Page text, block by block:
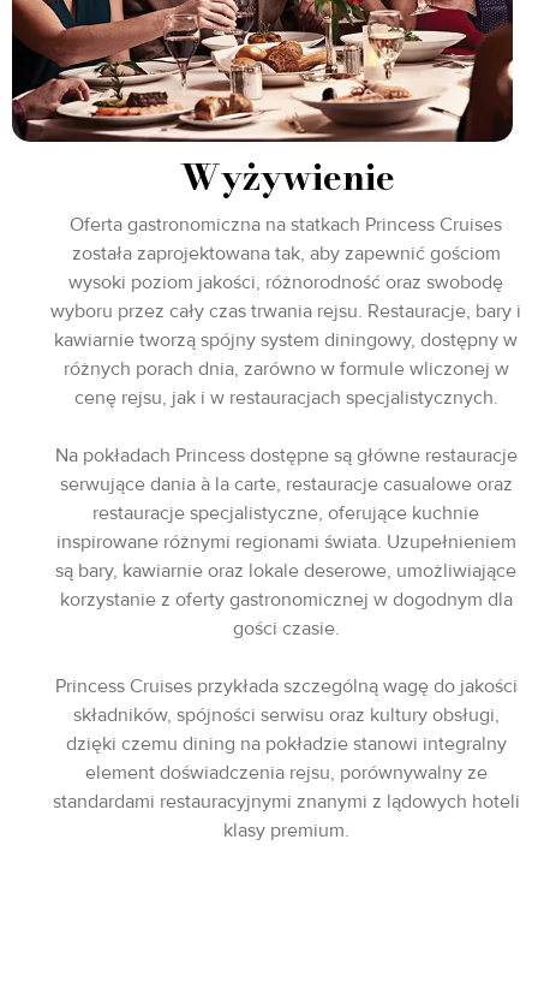
Wyżywienie
Oferta gastronomiczna na statkach Princess Cruises
została zaprojektowana tak, aby zapewnić gościom
wysoki poziom jakości, różnorodność oraz swobodę
wyboru przez cały czas trwania rejsu. Restauracje, bary i
kawiarnie tworzą spójny system diningowy, dostępny w
różnych porach dnia, zarówno w formule wliczonej w
cenę rejsu, jak i w restauracjach specjalistycznych.
Na pokładach Princess dostępne są główne restauracje
serwujące dania à la carte, restauracje casualowe oraz
restauracje specjalistyczne, oferujące kuchnie
inspirowane różnymi regionami świata. Uzupełnieniem
są bary, kawiarnie oraz lokale deserowe, umożliwiające
korzystanie z oferty gastronomicznej w dogodnym dla
gości czasie.
Princess Cruises przykłada szczególną wagę do jakości
składników, spójności serwisu oraz kultury obsługi,
dzięki czemu dining na pokładzie stanowi integralny
element doświadczenia rejsu, porównywalny ze
standardami restauracyjnymi znanymi z lądowych hoteli
klasy premium.